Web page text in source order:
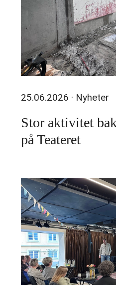
25.06.2026 · Nyheter
Stor aktivitet
på Teateret